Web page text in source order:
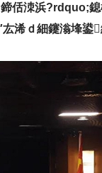
佸洓浜?rdquo;
浠ｄ細鑳滃埄鍙